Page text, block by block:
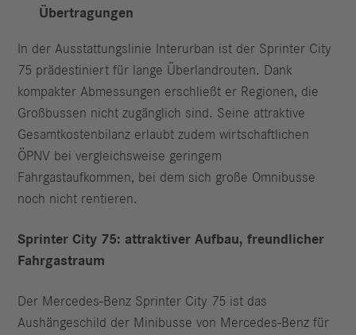
Übertragungen
In der Ausstattungslinie Interurban ist der Sprinter City
75 prädestiniert für lange Überlandrouten. Dank
kompakter Abmessungen erschließt er Regionen, die
Großbussen nicht zugänglich sind. Seine attraktive
Gesamtkostenbilanz erlaubt zudem wirtschaftlichen
ÖPNV bei vergleichsweise geringem
Fahrgastaufkommen, bei dem sich große Omnibusse
noch nicht rentieren.
Sprinter City 75: attraktiver Aufbau, freundlicher
Fahrgastraum
Der Mercedes-Benz Sprinter City 75 ist das
Aushängeschild der Minibusse von Mercedes-Benz für